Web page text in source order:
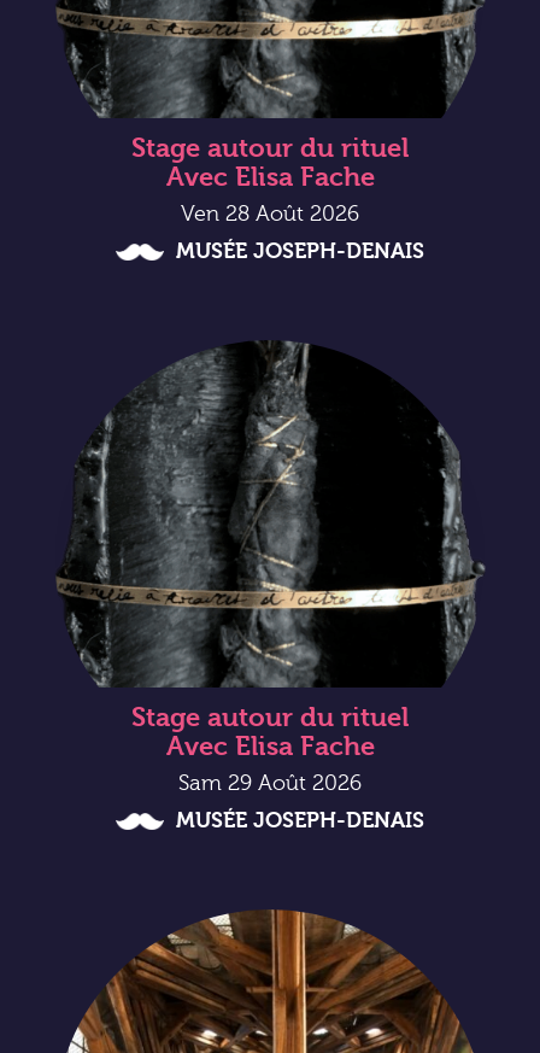
Stage autour du rituel
Avec Elisa Fache
Ven 28 Août 2026
MUSÉE JOSEPH-DENAIS
Stage autour du rituel
Avec Elisa Fache
Sam 29 Août 2026
MUSÉE JOSEPH-DENAIS